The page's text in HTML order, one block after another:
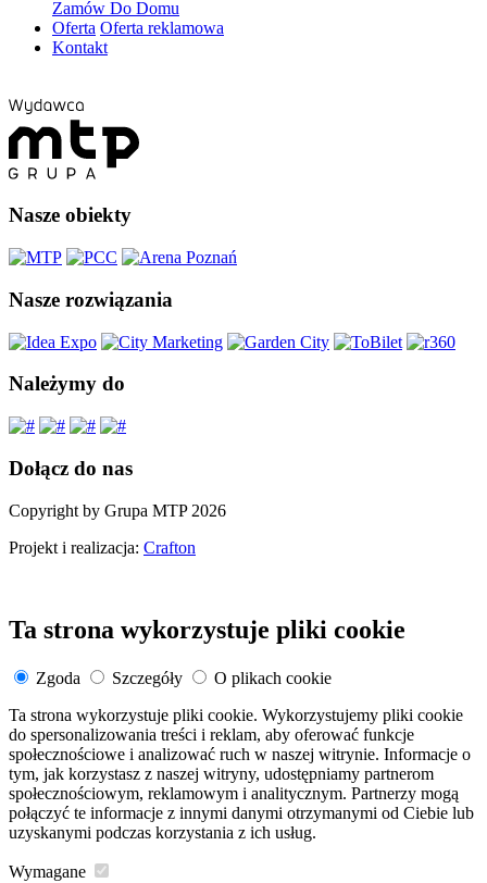
Zamów Do Domu
Oferta Oferta reklamowa
Kontakt
Nasze obiekty
Nasze rozwiązania
Należymy do
Dołącz do nas
Copyright by Grupa MTP 2026
Projekt i realizacja: Crafton
Ta strona wykorzystuje pliki cookie
Zgoda Szczegóły
O plikach cookie
Ta strona wykorzystuje pliki cookie. Wykorzystujemy pliki cookie
do spersonalizowania treści i reklam, aby oferować funkcje
społecznościowe i analizować ruch w naszej witrynie. Informacje o
tym, jak korzystasz z naszej witryny, udostępniamy partnerom
społecznościowym, reklamowym i analitycznym. Partnerzy mogą
połączyć te informacje z innymi danymi otrzymanymi od Ciebie lub
uzyskanymi podczas korzystania z ich usług.
Wymagane